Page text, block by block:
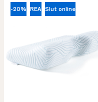
-20% REA Slut online